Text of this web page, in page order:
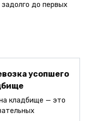
до первых
усопшего
кладбище — это